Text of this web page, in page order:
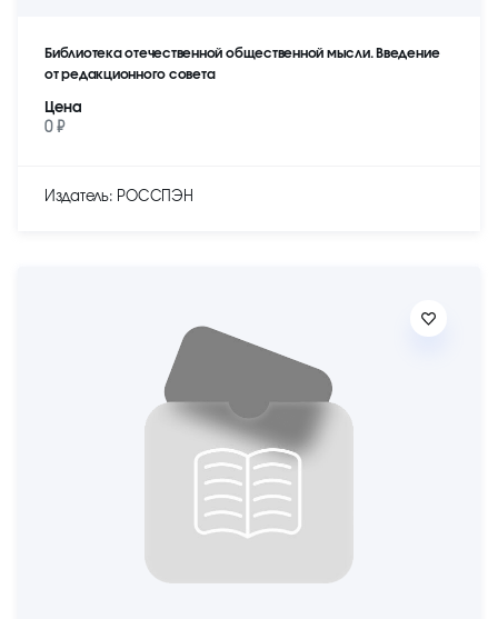
Библиотека отечественной общественной мысли. Введение
от редакционного совета
Цена
0 ₽
Издатель: РОССПЭН